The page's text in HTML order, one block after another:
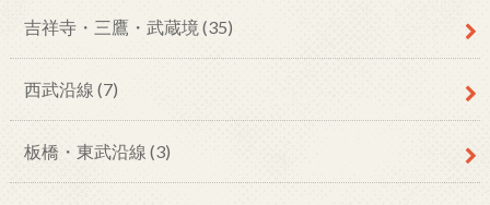
吉祥寺・三鷹・武蔵境 (35)
西武沿線 (7)
板橋・東武沿線 (3)